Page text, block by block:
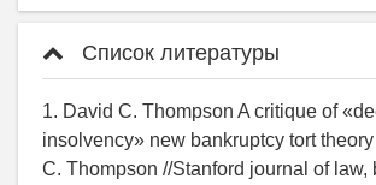
Список литературы
1. David C. Thompson A critique of
insolvency» new bankruptcy tort theory
C. Thompson //Stanford journal of law,